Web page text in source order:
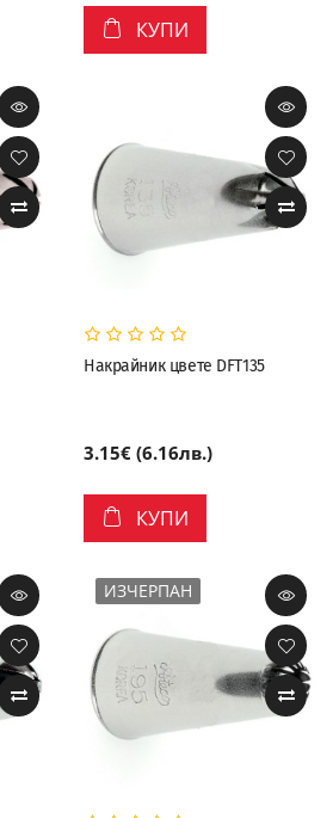
КУПИ
Накрайник цвете DFT135
3.15€ (6.16лв.)
КУПИ
ИЗЧЕРПАН